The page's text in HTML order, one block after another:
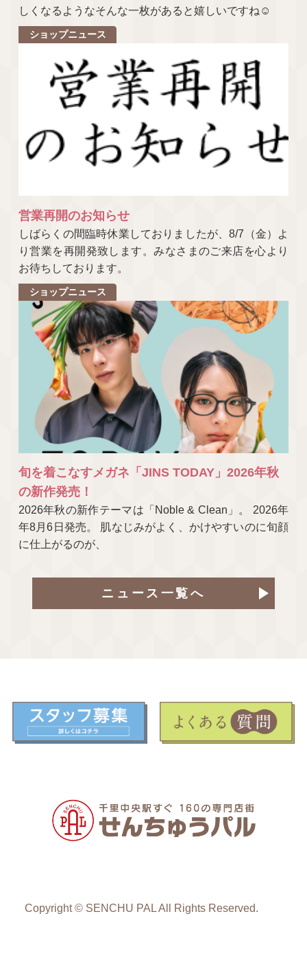
しくなるようなそんな一枚があると嬉しいですね☺
ショップニュース
営業再開のお知らせ
しばらくの間臨時休業しておりましたが、8/7（金）よ
り営業を再開発致します。みなさまのご来店を心より
お待ちしております。
ショップニュース
旬を着こなすメガネ「JINS TODAY」2026年秋
の新作発売！
2026年秋の新作テーマは「Noble & Clean」。 2026年
年8月6日発売。 肌なじみがよく、かけやすいのに旬顔
に仕上がるのが、
ニュース一覧へ
Copyright © SENCHU PAL All Rights Reserved.